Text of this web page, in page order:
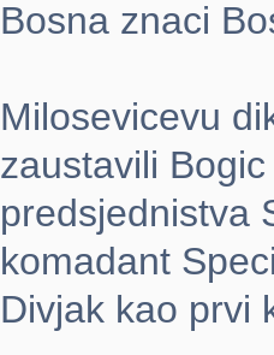
Bosna znaci
Milosevicevu
zaustavili
predsjednistva
komadant
Divjak kao prvi